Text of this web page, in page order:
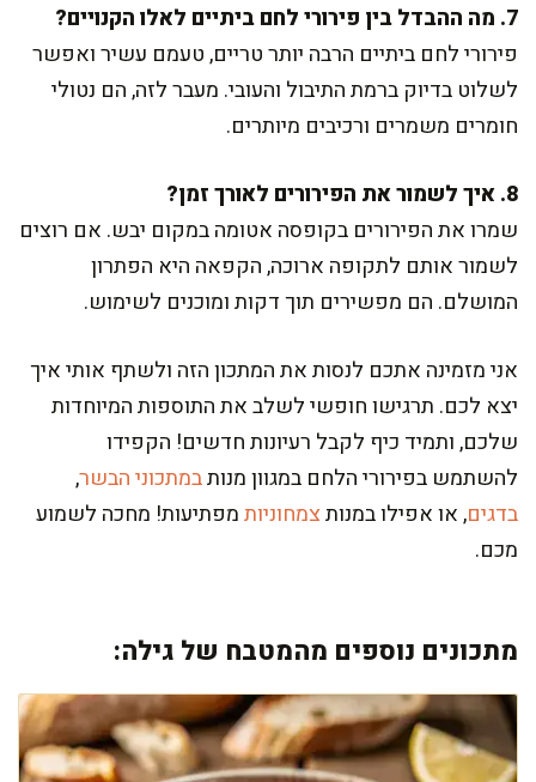
7. מה ההבדל בין פירורי לחם ביתיים לאלו הקנויים?
פירורי לחם ביתיים הרבה יותר טריים, טעמם עשיר ואפשר
לשלוט בדיוק ברמת התיבול והעובי. מעבר לזה, הם נטולי
חומרים משמרים ורכיבים מיותרים.
8. איך לשמור את הפירורים לאורך זמן?
שמרו את הפירורים בקופסה אטומה במקום יבש. אם רוצים
לשמור אותם לתקופה ארוכה, הקפאה היא הפתרון
המושלם. הם מפשירים תוך דקות ומוכנים לשימוש.
אני מזמינה אתכם לנסות את המתכון הזה ולשתף אותי איך
יצא לכם. תרגישו חופשי לשלב את התוספות המיוחדות
שלכם, ותמיד כיף לקבל רעיונות חדשים! הקפידו
להשתמש בפירורי הלחם במגוון מנותבמתכוני הבשר,
בדגים, או אפילו במנותצמחוניותמפתיעות! מחכה לשמוע
מכם.
מתכונים נוספים מהמטבח של גילה: